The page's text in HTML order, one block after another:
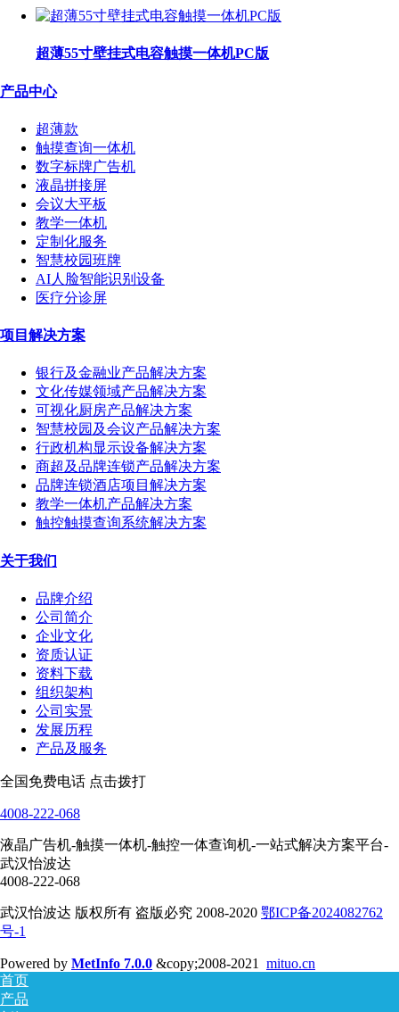
超薄55寸壁挂式电容触摸一体机PC版
产品中心
超薄款
触摸查询一体机
数字标牌广告机
液晶拼接屏
会议大平板
教学一体机
定制化服务
智慧校园班牌
AI人脸智能识别设备
医疗分诊屏
项目解决方案
银行及金融业产品解决方案
文化传媒领域产品解决方案
可视化厨房产品解决方案
智慧校园及会议产品解决方案
行政机构显示设备解决方案
商超及品牌连锁产品解决方案
品牌连锁酒店项目解决方案
教学一体机产品解决方案
触控触摸查询系统解决方案
关于我们
品牌介绍
公司简介
企业文化
资质认证
资料下载
组织架构
公司实景
发展历程
产品及服务
全国免费电话 点击拨打
4008-222-068
液晶广告机-触摸一体机-触控一体查询机-一站式解决方案平台-
武汉怡波达
4008-222-068
武汉怡波达 版权所有 盗版必究 2008-2020 鄂ICP备2024082762
号-1
Powered by MetInfo 7.0.0 &copy;2008-2021 mituo.cn
首页
产品